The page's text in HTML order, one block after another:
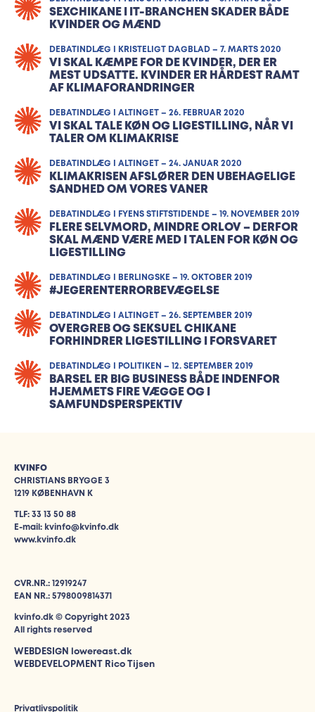
SEXCHIKANE I IT-BRANCHEN SKADER BÅDE
KVINDER OG MÆND
DEBATINDLÆG I KRISTELIGT DAGBLAD – 7. MARTS 2020
VI SKAL KÆMPE FOR DE KVINDER, DER ER
MEST UDSATTE. KVINDER ER HÅRDEST RAMT
AF KLIMAFORANDRINGER
DEBATINDLÆG I ALTINGET – 26. FEBRUAR 2020
VI SKAL TALE KØN OG LIGESTILLING, NÅR VI
TALER OM KLIMAKRISE
DEBATINDLÆG I ALTINGET – 24. JANUAR 2020
KLIMAKRISEN AFSLØRER DEN UBEHAGELIGE
SANDHED OM VORES VANER
DEBATINDLÆG I FYENS STIFTSTIDENDE – 19. NOVEMBER 2019
FLERE SELVMORD, MINDRE ORLOV – DERFOR
SKAL MÆND VÆRE MED I TALEN FOR KØN OG
LIGESTILLING
DEBATINDLÆG I BERLINGSKE – 19. OKTOBER 2019
#JEGERENTERRORBEVÆGELSE
DEBATINDLÆG I ALTINGET – 26. SEPTEMBER 2019
OVERGREB OG SEKSUEL CHIKANE
FORHINDRER LIGESTILLING I FORSVARET
DEBATINDLÆG I POLITIKEN – 12. SEPTEMBER 2019
BARSEL ER BIG BUSINESS BÅDE INDENFOR
HJEMMETS FIRE VÆGGE OG I
SAMFUNDSPERSPEKTIV
KVINFO
CHRISTIANS BRYGGE 3
1219 KØBENHAVN K
TLF: 33 13 50 88
E-mail: kvinfo@kvinfo.dk
www.kvinfo.dk
CVR.NR.: 12919247
EAN NR.: 5798009814371
kvinfo.dk © Copyright 2023
All rights reserved
WEBDESIGN
lowereast.dk
WEBDEVELOPMENT Rico Tijsen
Privatlivspolitik